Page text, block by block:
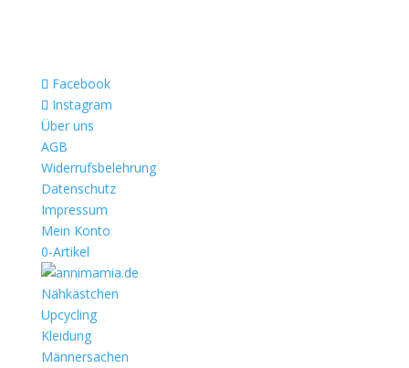
Facebook
Instagram
Über uns
AGB
Widerrufsbelehrung
Datenschutz
Impressum
Mein Konto
0-Artikel
Nähkästchen
Upcycling
Kleidung
Männersachen